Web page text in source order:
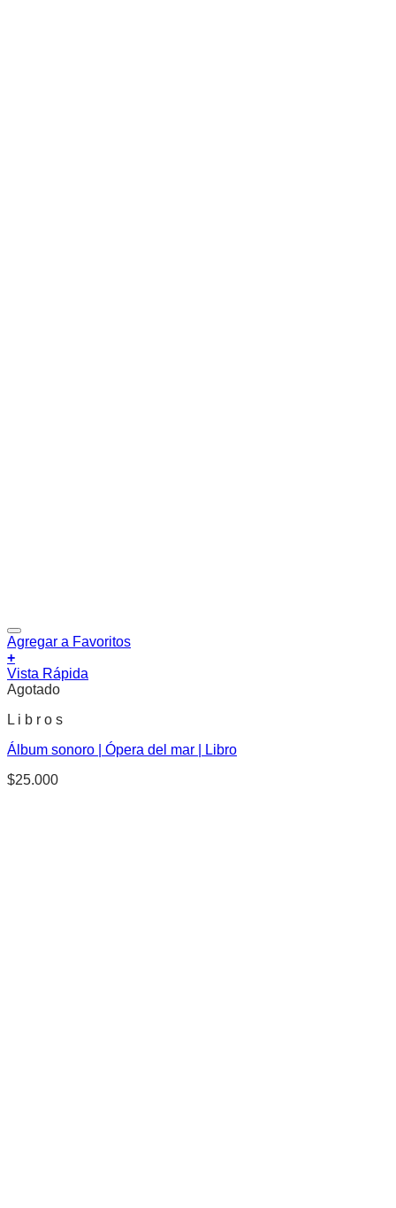
Agregar a Favoritos
+
Vista Rápida
Agotado
L i b r o s
Álbum sonoro | Ópera del mar | Libro
$25.000